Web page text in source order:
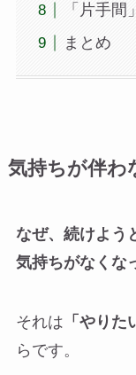
「片手
まとめ
気持ちが伴わ
なぜ、続けよう
気持ちがなくな
それは 「やりた
らです。